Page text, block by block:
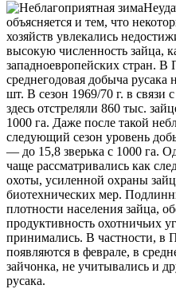
объясняется и тем, что
хозяйств увлекались
высокую численность зайца,
западноевропейских стран.
среднегодовая добыча русака
шт. В сезон 1969/70 г. в связи
здесь отстреляли 860 тыс.
1000 га. Даже после такой
следующий сезон уровень
— до 15,8 зверька с 1000 га.
чаще рассматривались как
охоты, усиленной охраны
биотехнических мер.
плотности населения зайца,
продуктивность охотничьих
принимались. В частности, в
появляются в феврале, в
зайчонка, не учитывались и
русака.